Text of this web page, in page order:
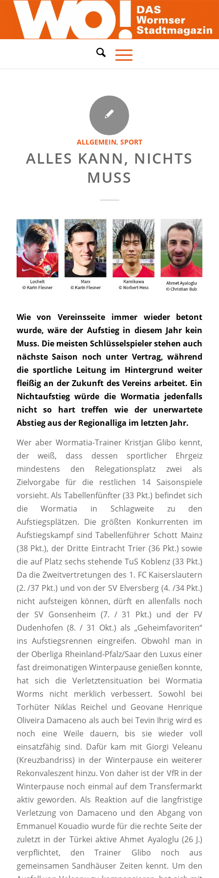
ALLGEMEIN, SPORT
ALLES KANN, NICHTS
MUSS
Wie von Vereinsseite immer wieder betont
wurde, wäre der Aufstieg in diesem Jahr kein
Muss. Die meisten Schlüsselspieler stehen auch
nächste Saison noch unter Vertrag, während
die sportliche Leitung im Hintergrund weiter
fleißig an der Zukunft des Vereins arbeitet. Ein
Nichtaufstieg würde die Wormatia jedenfalls
nicht so hart treffen wie der unerwartete
Abstieg aus der Regionalliga im letzten Jahr.
Wer aber Wormatia-Trainer Kristjan Glibo kennt,
der weiß, dass dessen sportlicher Ehrgeiz
mindestens den Relegationsplatz zwei als
Zielvorgabe für die restlichen 14 Saisonspiele
vorsieht. Als Tabellenfünfter (33 Pkt.) befindet sich
die Wormatia in Schlagweite zu den
Aufstiegsplätzen. Die größten Konkurrenten im
Aufstiegskampf sind Tabellenführer Schott Mainz
(38 Pkt.), der Dritte Eintracht Trier (36 Pkt.) sowie
die auf Platz sechs stehende TuS Koblenz (33 Pkt.)
Da die Zweitvertretungen des 1. FC Kaiserslautern
(2. /37 Pkt.) und von der SV Elversberg (4. /34 Pkt.)
nicht aufsteigen können, dürft en allenfalls noch
der SV Gonsenheim (7. / 31 Pkt.) und der FV
Dudenhofen (8. / 31 Okt.) als „Geheimfavoriten“
ins Aufstiegsrennen eingreifen. Obwohl man in
der Oberliga Rheinland-Pfalz/Saar den Luxus einer
fast dreimonatigen Winterpause genießen konnte,
hat sich die Verletztensituation bei Wormatia
Worms nicht merklich verbessert. Sowohl bei
Torhüter Niklas Reichel und Geovane Henrique
Oliveira Damaceno als auch bei Tevin Ihrig wird es
noch eine Weile dauern, bis sie wieder voll
einsatzfähig sind. Dafür kam mit Giorgi Veleanu
(Kreuzbandriss) in der Winterpause ein weiterer
Rekonvaleszent hinzu. Von daher ist der VfR in der
Winterpause noch einmal auf dem Transfermarkt
aktiv geworden. Als Reaktion auf die langfristige
Verletzung von Damaceno und den Abgang von
Emmanuel Kouadio wurde für die rechte Seite der
zuletzt in der Türkei aktive Ahmet Ayaloglu (26 J.)
verpflichtet, den Trainer Glibo noch aus
gemeinsamen Sandhäuser Zeiten kennt. Um den